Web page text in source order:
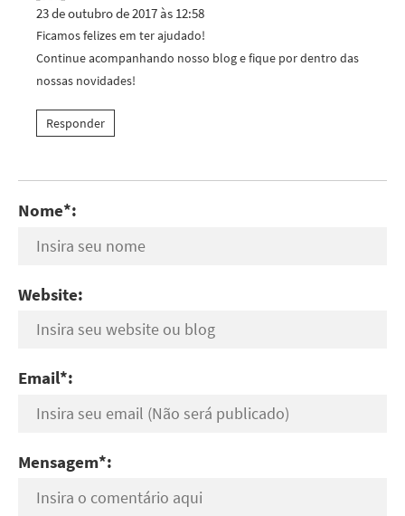
23 de outubro de 2017 às 12:58
Ficamos felizes em ter ajudado!
Continue acompanhando nosso blog e fique por dentro das
nossas novidades!
Responder
Nome*:
Website:
Email*:
Mensagem*: